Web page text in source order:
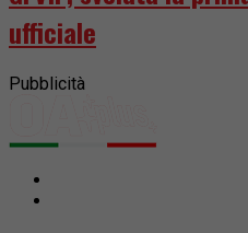
ufficiale
Pubblicità